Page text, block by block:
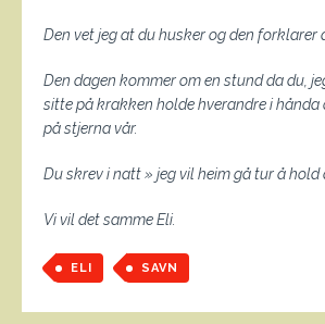
Den vet jeg at du husker og den forklarer
Den dagen kommer om en stund da du,
sitte på krakken holde hverandre i hånda
på stjerna vår.
Du skrev i natt » jeg vil heim gå tur å hold
Vi vil det samme Eli.
ELI SAVN